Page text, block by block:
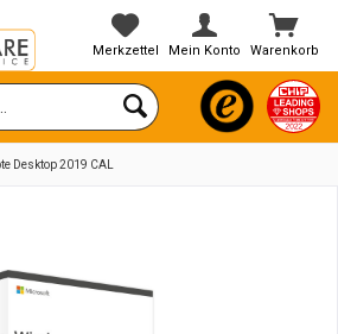
Warenkorb
Merkzettel Mein Konto
Desktop 2019 CAL